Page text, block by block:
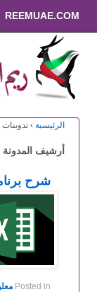
REEMUAE.COM
الرئيسية ›
أرشيف المدونة
شرح
Posted in